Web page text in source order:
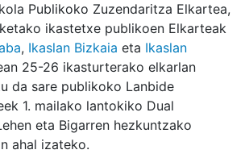
Publikoko Zuzendaritza Elkartea,
ikastetxe publikoen Elkarteak
, Ikaslan Bizkaia eta Ikaslan
25-26 ikasturterako elkarlan
da sare publikoko Lanbide
1. mailako lantokiko Dual
eta Bigarren hezkuntzako
ahal izateko.